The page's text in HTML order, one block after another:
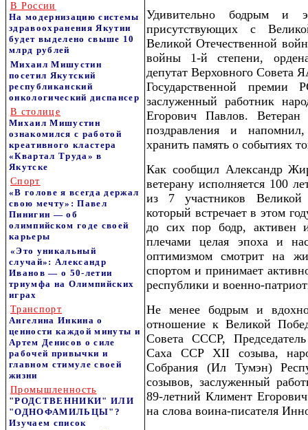
В России
На модернизацию системы
здравоохранения Якутии
будет выделено свыше 10
млрд рублей
Михаил Мишустин
посетил Якутский
республиканский
онкологический диспансер
В столице
Михаил Мишустин
ознакомился с работой
креативного кластера
«Квартал Труда» в
Якутске
Спорт
«В голове я всегда держал
свою мечту»: Павел
Пинигин — об
олимпийском годе своей
карьеры
«Это уникальный
случай»: Александр
Иванов — о 50-летии
триумфа на Олимпийских
играх
Транспорт
Ангелина Инкина о
ценности каждой минуты и
Артем Денисов о силе
рабочей привычки и
главном стимуле своей
жизни
Промышленность
"РОДСТВЕННИКИ" ИЛИ
"ОДНОФАМИЛЬЦЫ"?
Изучаем список
Удивительно бодрым и
присутствующих с
Великой Отечественной
войны 1-й степени,
депутат Верховного
Государственной
заслуженный работник
Егорович Павлов. Ветеран
поздравления и
хранить память о событиях
Как сообщил Александр
ветерану исполняется 100
из 7 участников
который встречает в этом
до сих пор бодр, активен
плечами целая эпоха и
оптимизмом смотрит на
спортом и принимает
республики и военно-
Не менее бодрым и
отношение к Великой
Совета СССР,
Саха ССР XII созыва,
Собрания (Ил Тумэн)
созывов, заслуженный
89-летний Климент
на слова воина-писателя